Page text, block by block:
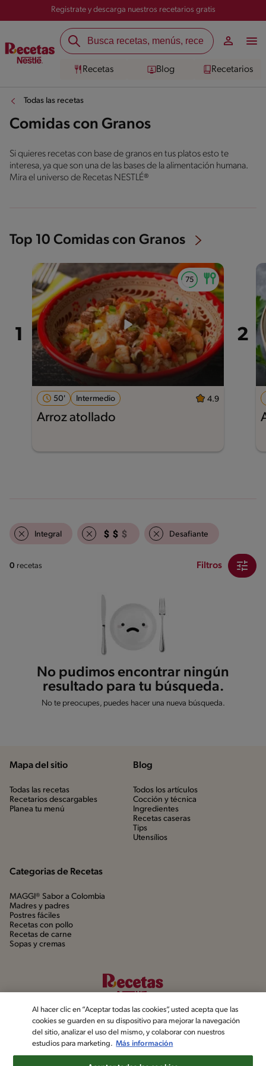
Registrate y descarga nuestros recetarios gratis
Recetas Blog Recetarios
Todas las recetas
Comidas con Granos
Si quieres recetas con base de granos en tus platos esto te
interesa, ya que son una de las bases de la alimentación humana.
Mira el universo de Recetas NESTLÉ®
Top 10 Comidas con Granos
50' Intermedio 4.9
Arroz atollado
Integral Desafiante
0 recetas Filtros
No pudimos encontrar ningún
resultado para tu búsqueda.
No te preocupes, puedes hacer una nueva búsqueda.
Mapa del sitio
Todas las recetas
Recetarios descargables
Planea tu menú
Blog
Todos los artículos
Cocción y técnica
Ingredientes
Recetas caseras
Tips
Utensílios
Categorias de Recetas
MAGGI® Sabor a Colombia
Madres y padres
Postres fáciles
Recetas con pollo
Recetas de carne
Sopas y cremas
Al hacer clic en “Aceptar todas las cookies”, usted acepta que las
cookies se guarden en su dispositivo para mejorar la navegación
del sitio, analizar el uso del mismo, y colaborar con nuestros
estudios para marketing. Más información